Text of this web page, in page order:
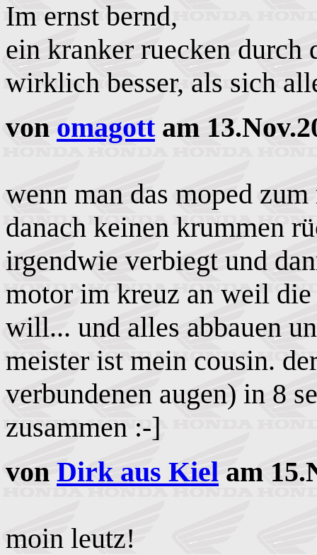
Im ernst bernd,
ein kranker ruecken durch
wirklich besser, als sich
von omagottam
wenn man das moped
danach keinen krummen
irgendwie verbiegt und
motor im kreuz an weil
will... und alles abbauen
meister ist mein cousin.
verbundenen augen) in 8
zusammen :-]
von Dirk aus Kiel am
moin leutz!